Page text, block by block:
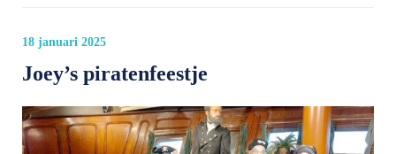
18 januari 2025
Joey’s piratenfeestje